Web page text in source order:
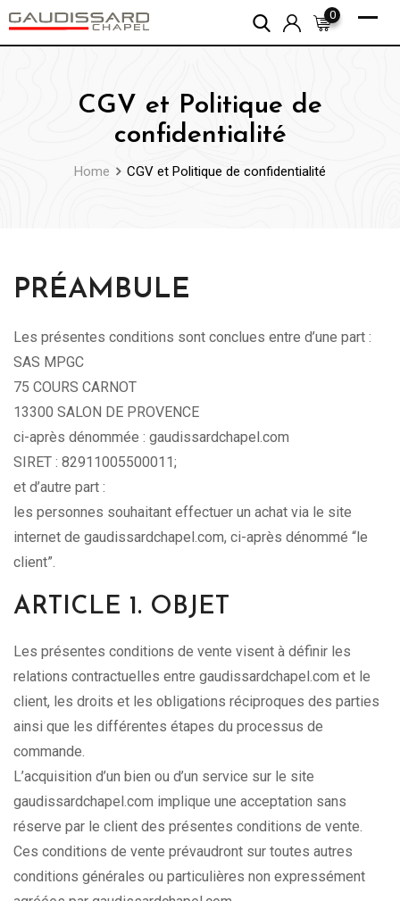
Skip
to
0
CGV et Politique de
confidentialité
Home CGV et Politique de confidentialité
PRÉAMBULE
Les présentes conditions sont conclues entre d’une part :
SAS MPGC
75 COURS CARNOT
13300 SALON DE PROVENCE
ci-après dénommée : gaudissardchapel.com
SIRET : 82911005500011;
et d’autre part :
les personnes souhaitant effectuer un achat via le site
internet de gaudissardchapel.com, ci-après dénommé “le
client”.
ARTICLE 1. OBJET
Les présentes conditions de vente visent à définir les
relations contractuelles entre gaudissardchapel.com et le
client, les droits et les obligations réciproques des parties
ainsi que les différentes étapes du processus de
commande.
L’acquisition d’un bien ou d’un service sur le site
gaudissardchapel.com implique une acceptation sans
réserve par le client des présentes conditions de vente.
Ces conditions de vente prévaudront sur toutes autres
conditions générales ou particulières non expressément